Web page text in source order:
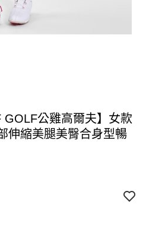
GOLF公雞高爾夫】女款
伸縮美腿美臀合身型暢